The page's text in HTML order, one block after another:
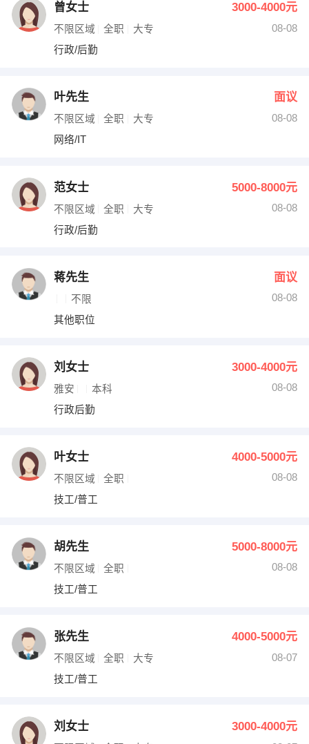
曾女士 3000-4000元
不限区域 全职 大专
08-08
行政/后勤
叶先生 面议
不限区域 全职 大专
08-08
网络/IT
范女士 5000-8000元
不限区域 全职 大专
08-08
行政/后勤
蒋先生 面议
不限
08-08
其他职位
刘女士 3000-4000元
雅安 本科
08-08
行政后勤
叶女士 4000-5000元
不限区域 全职
08-08
技工/普工
胡先生 5000-8000元
不限区域 全职
08-08
技工/普工
张先生 4000-5000元
不限区域 全职 大专
08-07
技工/普工
刘女士 3000-4000元